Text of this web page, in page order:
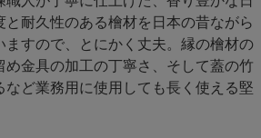
耐久性のある檜材を日本の昔ながら
ますので、とにかく丈夫。縁の檜材の
め金具の加工の丁寧さ、そして蓋の竹
など業務用に使用しても長く使える堅